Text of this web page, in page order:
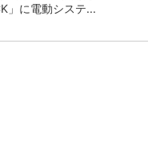
」に電動システ...